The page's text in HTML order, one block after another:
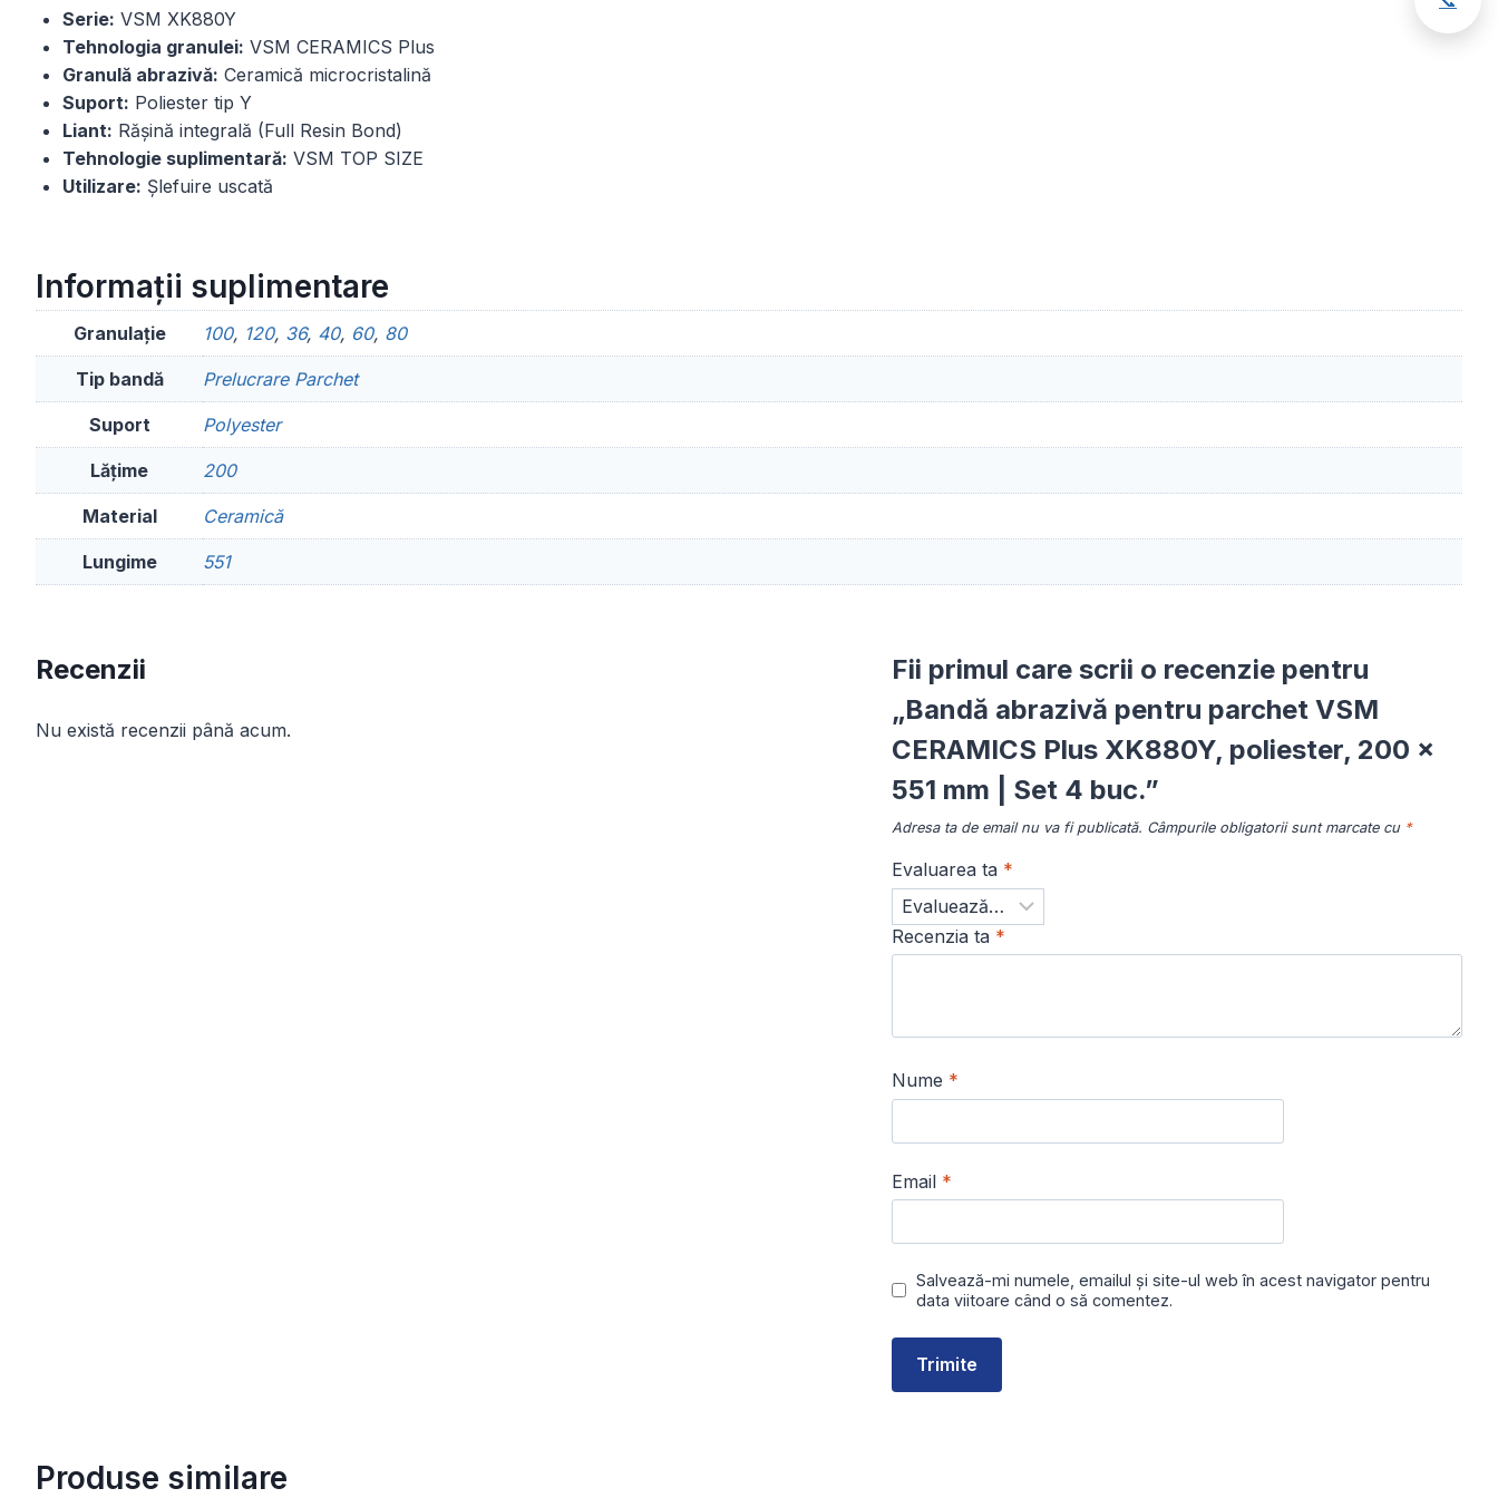
Serie: VSM XK880Y
Tehnologia granulei: VSM CERAMICS Plus
Granulă abrazivă: Ceramică microcristalină
Suport: Poliester tip Y
Liant: Rășină integrală (Full Resin Bond)
Tehnologie suplimentară: VSM TOP SIZE
Utilizare: Șlefuire uscată
Informații suplimentare
Granulație 100, 120, 36, 40, 60, 80
Tip bandă Prelucrare Parchet
Suport Polyester
Lățime 200
Material Ceramică
Lungime 551
Recenzii
Nu există recenzii până acum.
Fii primul care scrii o recenzie pentru
„Bandă abrazivă pentru parchet VSM
CERAMICS Plus XK880Y, poliester, 200 ×
551 mm | Set 4 buc.”
Adresa ta de email nu va fi publicată. Câmpurile obligatorii sunt marcate cu *
Evaluarea ta *
Recenzia ta *
Nume *
Email *
Salvează-mi numele, emailul și site-ul web în acest navigator pentru
data viitoare când o să comentez.
Produse similare